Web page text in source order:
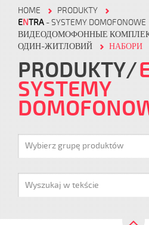
HOME
PRODUKTY
ENTRA - SYSTEMY DOMOFONOWE
ВИДЕОДОМОФОННЫЕ
ОДИН-ЖИТЛОВИЙ
НАБОРИ
PRODUKTY
SYSTEMY
Wybierz grupę produktów